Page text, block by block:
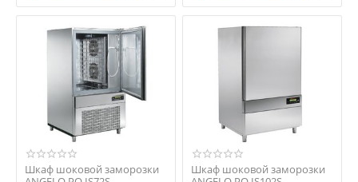
Шкаф шоковой заморозки
Шкаф шоковой заморозки